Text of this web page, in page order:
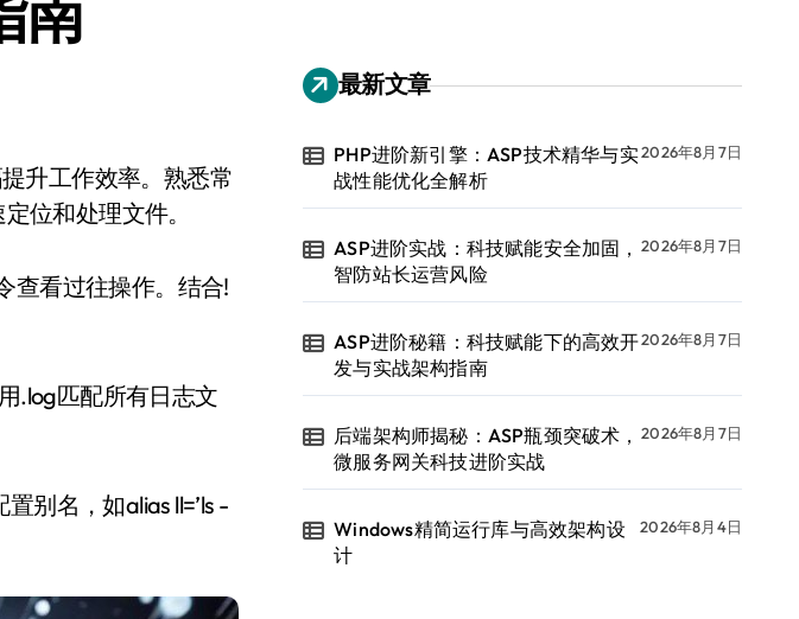
位和处理文件。
查看过往操作。结合!
.log匹配所有日志文
别名，如alias ll=’ls -
最新文章
PHP进阶新引擎：ASP技术精华与实
战性能优化全解析
2026年8月7日
ASP进阶实战：科技赋能安全加固，
智防站长运营风险
2026年8月7日
ASP进阶秘籍：科技赋能下的高效开
发与实战架构指南
2026年8月7日
后端架构师揭秘：ASP瓶颈突破术，
微服务网关科技进阶实战
2026年8月7日
Windows精简运行库与高效架构设
计
2026年8月4日